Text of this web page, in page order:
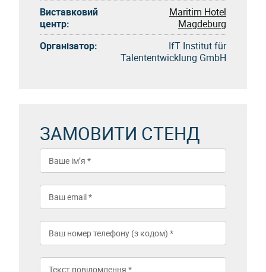
Виставковий
центр:
Maritim Hotel
Magdeburg
Організатор:
IfT Institut für
Talententwicklung GmbH
ЗАМОВИТИ СТЕНД